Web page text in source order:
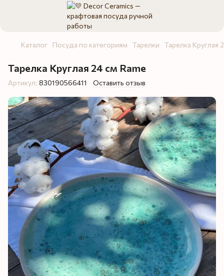
Каталог Посуда по категориям Тарелки Тарелка Круглая
Тарелка Круглая 24 см Rame
Артикул: 830190566411 Оставить отзыв